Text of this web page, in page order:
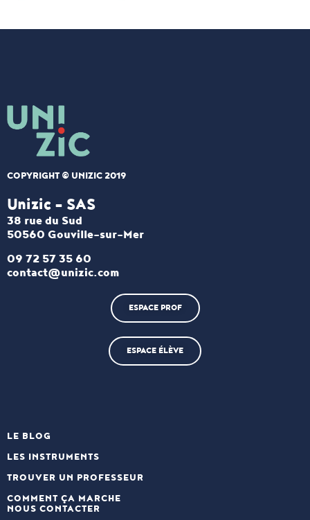
COPYRIGHT © UNIZIC 2019
Unizic - SAS​
38 rue du Sud
50560 Gouville-sur-Mer
09 72 57 35 60
contact@unizic.com
ESPACE PROF
ESPACE ÉLÈVE
LE BLOG
LES INSTRUMENTS
TROUVER UN PROFESSEUR
COMMENT ÇA MARCHE
NOUS CONTACTER